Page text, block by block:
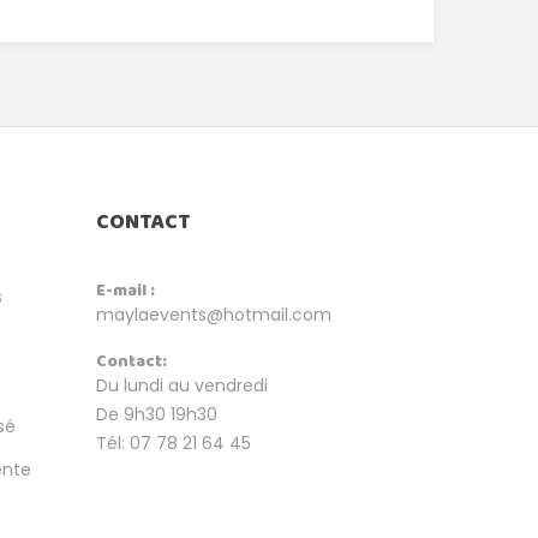
CONTACT
E-mail :
maylaevents@hotmail.com
Contact:
Du lundi au vendredi
De 9h30 19h30
Tél: 07 78 21 64 45